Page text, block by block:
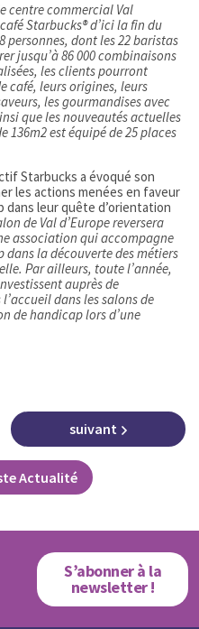
centre commercial Val
Starbucks® d’ici la fin du
personnes, dont les 22 baristas
jusqu’à 86 000 combinaisons
les clients pourront
café, leurs origines, leurs
les gourmandises avec
que les nouveautés actuelles
136m2 est équipé de 25 places
Starbucks a évoqué son
les actions menées en faveur
dans leur quête d’orientation
de Val d’Europe reversera
association qui accompagne
la découverte des métiers
Par ailleurs, toute l’année,
auprès de
dans les salons de
de handicap lors d’une
Actualité
suivant
S’abonner à la
newsletter !